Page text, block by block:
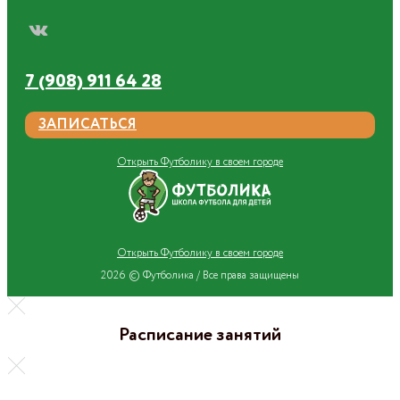
7 (908) 911 64 28
ЗАПИСАТЬСЯ
Открыть Футболику в своем городе
Открыть Футболику в своем городе
2026 © Футболика / Все права защищены
Расписание занятий